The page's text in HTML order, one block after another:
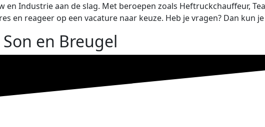
en Industrie aan de slag. Met beroepen zoals Heftruckchauffeur,
en reageer op een vacature naar keuze. Heb je vragen? Dan kun
en Breugel